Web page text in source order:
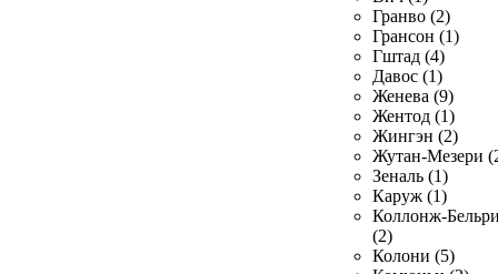
Гранво (2)
Грансон (1)
Гштад (4)
Давос (1)
Женева (9)
Жентод (1)
Жингэн (2)
Жутан-Мезери
Зеналь (1)
Каруж (1)
Коллонж-
(2)
Колони (5)